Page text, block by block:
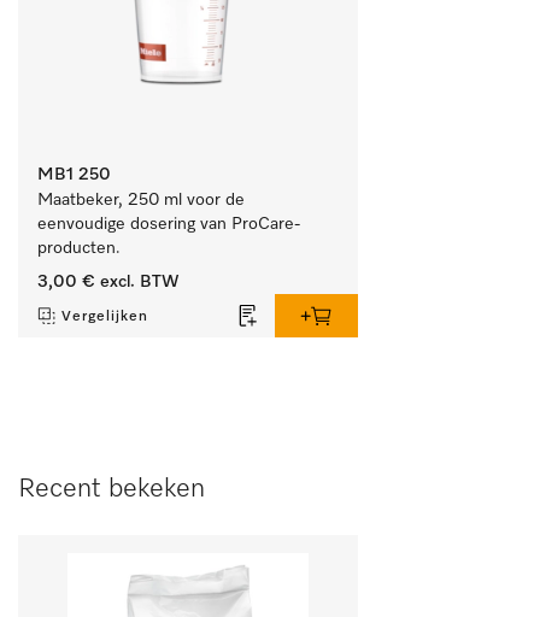
MB1 250
Maatbeker, 250 ml voor de
eenvoudige dosering van ProCare-
producten.
3,00 € excl. BTW
Vergelijken
Recent bekeken